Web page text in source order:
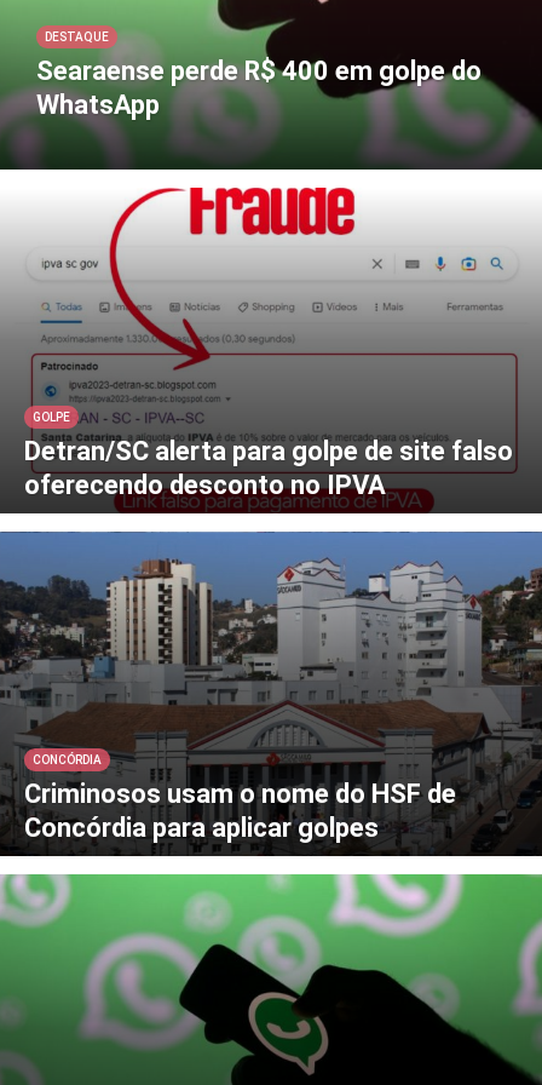
DESTAQUE
Searaense perde R$ 400 em golpe do
WhatsApp
GOLPE
Detran/SC alerta para golpe de site falso
oferecendo desconto no IPVA
CONCÓRDIA
Criminosos usam o nome do HSF de
Concórdia para aplicar golpes